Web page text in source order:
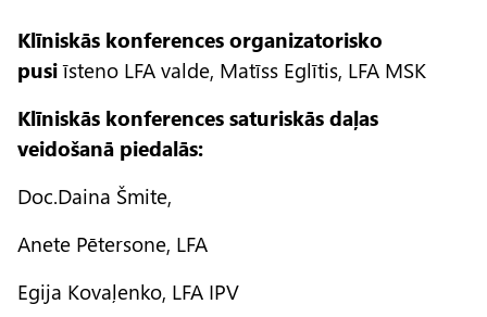
Klīniskās konferences organizatorisko
pusiīsteno LFA valde, Matīss Eglītis, LFA MSK
Klīniskās konferences saturiskās daļas
veidošanā piedalās:
Doc.Daina Šmite,
Anete Pētersone, LFA
Egija Kovaļenko, LFA IPV